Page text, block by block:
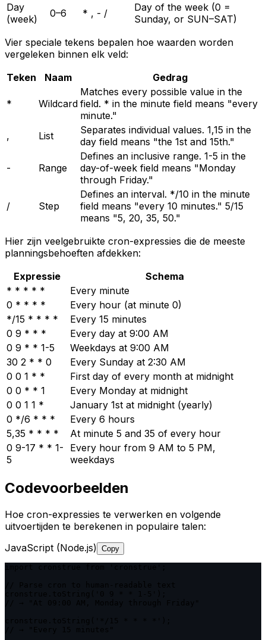
Day
(week)
0–6 * , - /
Day of the week (0 =
Sunday, or SUN–SAT)
Vier speciale tekens bepalen hoe waarden worden
vergeleken binnen elk veld:
Teken
Naam Gedrag
* Wildcard
Matches every possible value in the
field. * in the minute field means "every
minute."
,
List
Separates individual values. 1,15 in the
day field means "the 1st and 15th."
- Range
Defines an inclusive range. 1-5 in the
day-of-week field means "Monday
through Friday."
/ Step
Defines an interval. */10 in the minute
field means "every 10 minutes." 5/15
means "5, 20, 35, 50."
Hier zijn veelgebruikte cron-expressies die de meeste
planningsbehoeften afdekken:
Expressie
Schema
* * * * *
Every minute
0 * * * *
Every hour (at minute 0)
*/15 * * * *
Every 15 minutes
0 9 * * *
Every day at 9:00 AM
0 9 * * 1-5
Weekdays at 9:00 AM
30 2 * * 0
Every Sunday at 2:30 AM
0 0 1 * *
First day of every month at midnight
0 0 * * 1
Every Monday at midnight
0 0 1 1 *
January 1st at midnight (yearly)
0 */6 * * *
Every 6 hours
5,35 * * * *
At minute 5 and 35 of every hour
0 9-17 * * 1-
5
Every hour from 9 AM to 5 PM,
weekdays
Codevoorbeelden
Hoe cron-expressies te verwerken en volgende
uitvoertijden te berekenen in populaire talen:
JavaScript (Node.js) Copy